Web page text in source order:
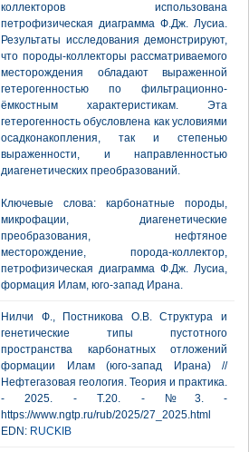
коллекторов использована
петрофизическая диаграмма Ф.Дж. Лусиа.
Результаты исследования демонстрируют,
что породы-коллекторы рассматриваемого
месторождения обладают выраженной
гетерогенностью по фильтрационно-
ёмкостным характеристикам. Эта
гетерогенность обусловлена как условиями
осадконакопления, так и степенью
выраженности, и направленностью
диагенетических преобразований.
Ключевые слова: карбонатные породы,
микрофации, диагенетические
преобразования, нефтяное
месторождение, порода-коллектор,
петрофизическая диаграмма Ф.Дж. Лусиа,
формация Илам, юго-запад Ирана.
Нилчи Ф., Постникова О.В. Структура и
генетические типы пустотного
пространства карбонатных отложений
формации Илам (юго-запад Ирана) //
Нефтегазовая геология. Теория и практика.
- 2025. - Т.20. - №3. -
https://www.ngtp.ru/rub/2025/27_2025.html
EDN: RUCKIB